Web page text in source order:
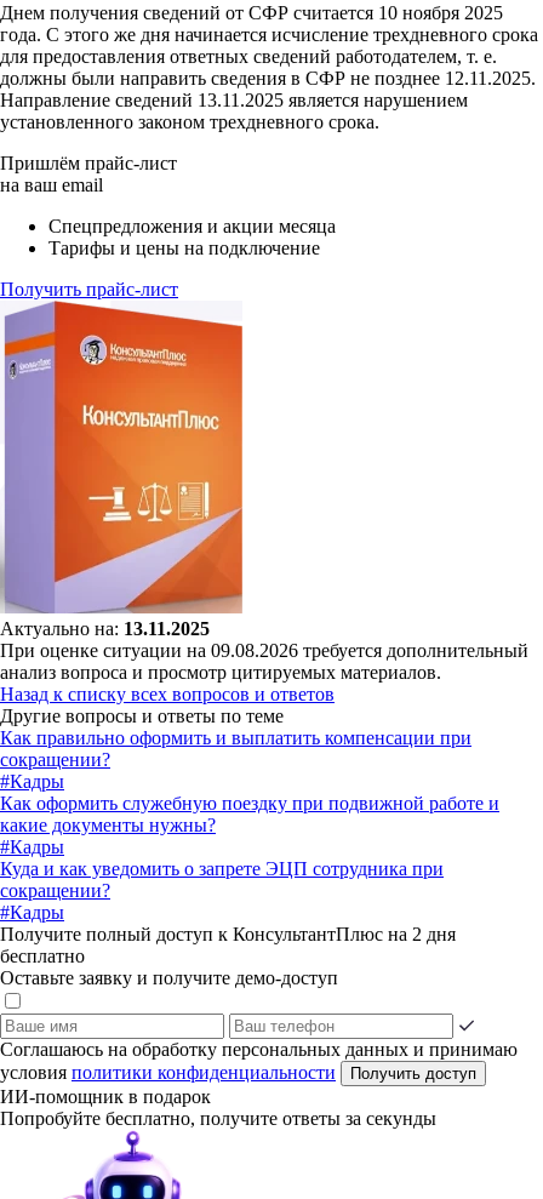
Днем получения сведений от СФР считается 10 ноября 2025
года. С этого же дня начинается исчисление трехдневного срока
для предоставления ответных сведений работодателем, т. е.
должны были направить сведения в СФР не позднее 12.11.2025.
Направление сведений 13.11.2025 является нарушением
установленного законом трехдневного срока.
Пришлём прайс-лист
на ваш email
Спецпредложения и акции месяца
Тарифы и цены на подключение
Получить прайс-лист
Актуально на: 13.11.2025
При оценке ситуации на 09.08.2026 требуется дополнительный
анализ вопроса и просмотр цитируемых материалов.
Назад к списку всех вопросов и ответов
Другие вопросы и ответы по теме
Как правильно оформить и выплатить компенсации при
сокращении?
#Кадры
Как оформить служебную поездку при подвижной работе и
какие документы нужны?
#Кадры
Куда и как уведомить о запрете ЭЦП сотрудника при
сокращении?
#Кадры
Получите полный доступ к КонсультантПлюс на 2 дня
бесплатно
Оставьте заявку и получите демо-доступ
Соглашаюсь на обработку персональных данных и принимаю
условия политики конфиденциальности Получить доступ
ИИ-помощник в подарок
Попробуйте бесплатно, получите ответы за секунды